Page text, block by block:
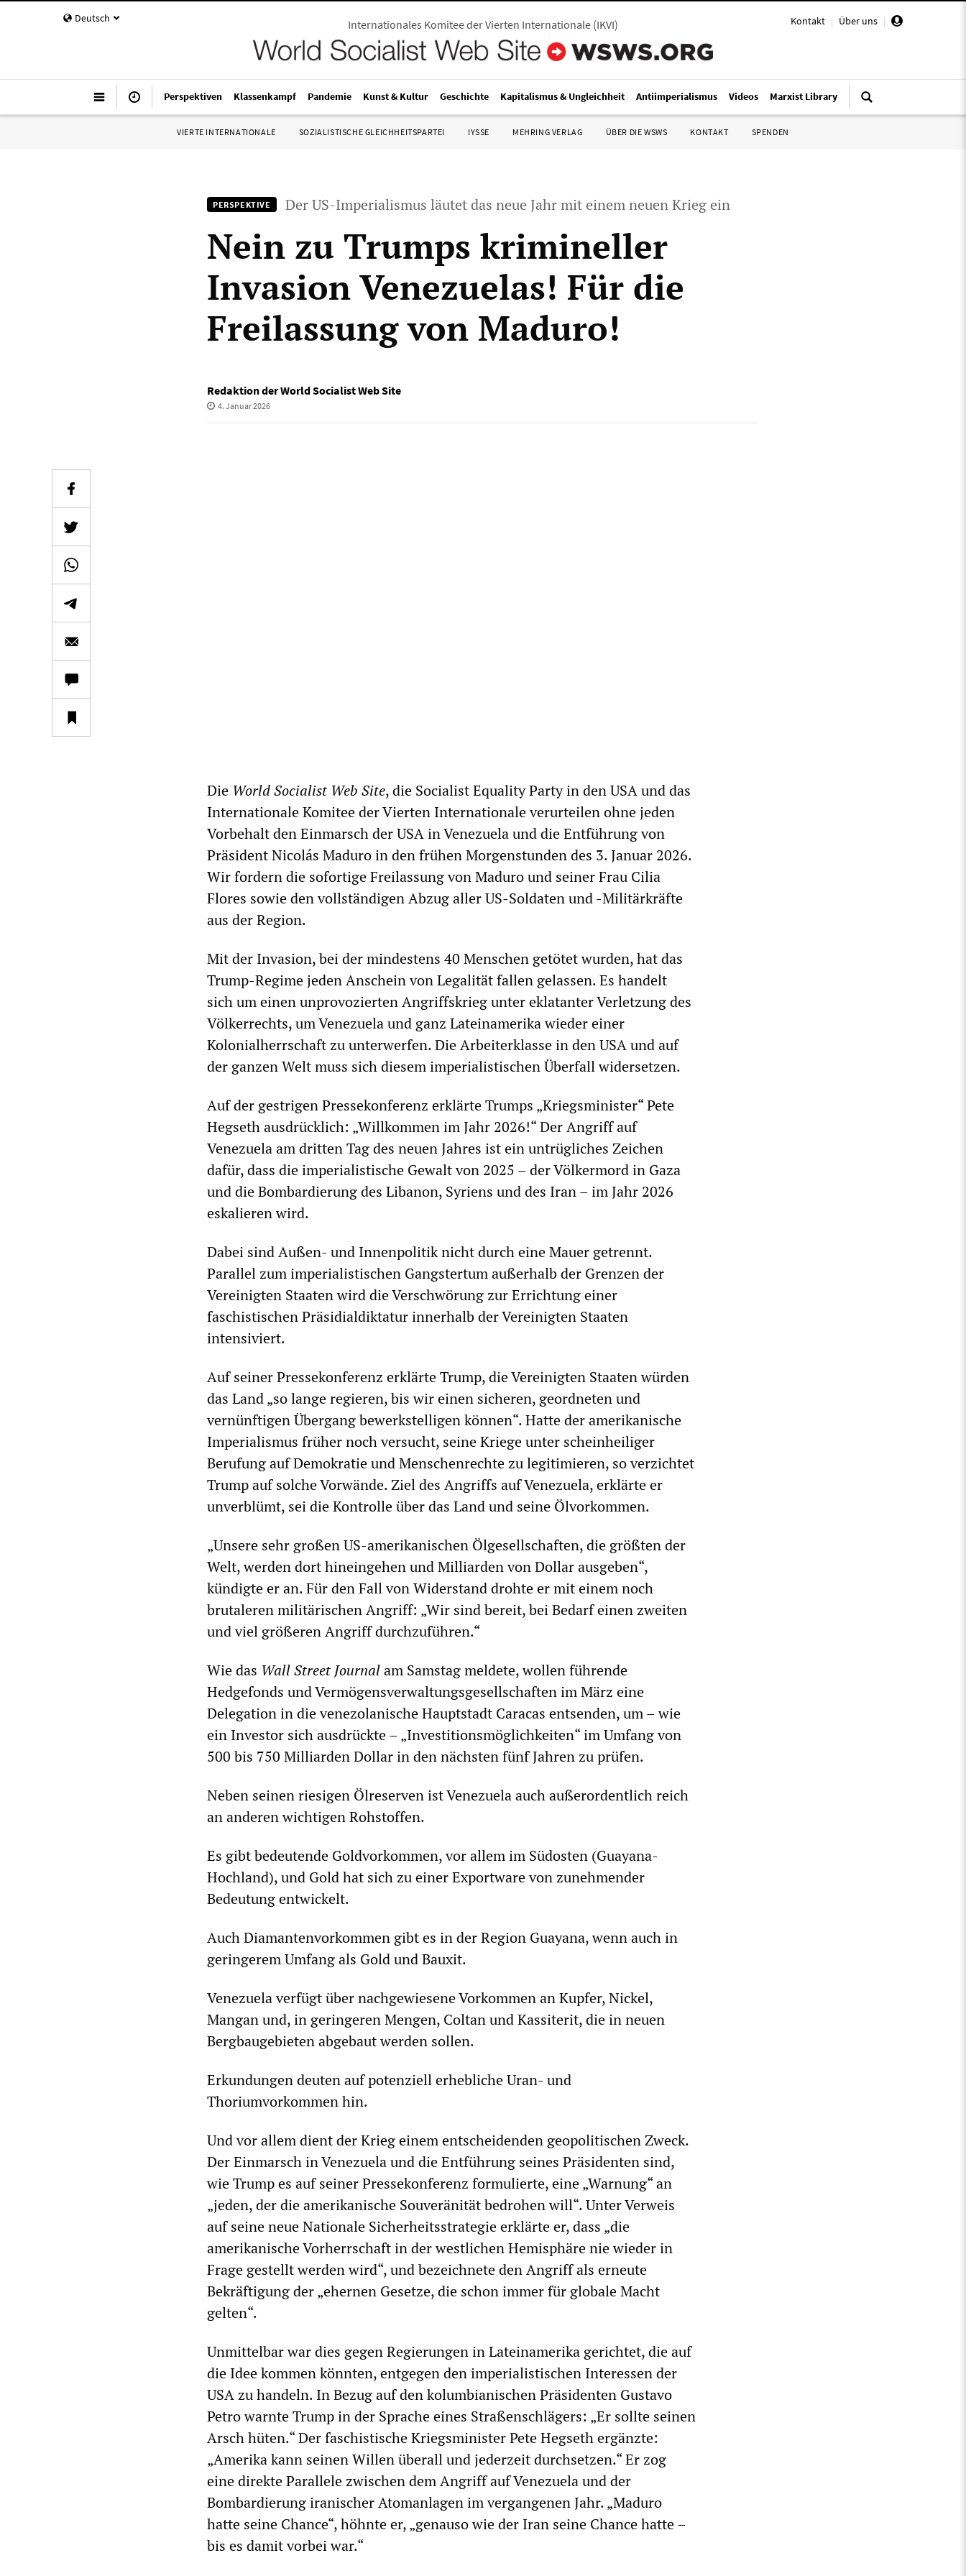
Deutsch Kontakt | Über uns |
Internationales Komitee der Vierten Internationale (IKVI)
Perspektiven Klassenkampf Pandemie Kunst & Kultur Geschichte Kapitalismus & Ungleichheit Antiimperialismus Videos Marxist Library
VIERTE INTERNATIONALE SOZIALISTISCHE GLEICHHEITSPARTEI IYSSE MEHRING VERLAG ÜBER DIE WSWS KONTAKT SPENDEN
PERSPEKTIVE Der US-Imperialismus läutet das neue Jahr mit einem neuen Krieg ein
Nein zu Trumps krimineller
Invasion Venezuelas! Für die
Freilassung von Maduro!
Redaktion der World Socialist Web Site
4. Januar 2026
Die World Socialist Web Site, die Socialist Equality Party in den USA und das
Internationale Komitee der Vierten Internationale verurteilen ohne jeden
Vorbehalt den Einmarsch der USA in Venezuela und die Entführung von
Präsident Nicolás Maduro in den frühen Morgenstunden des 3. Januar 2026.
Wir fordern die sofortige Freilassung von Maduro und seiner Frau Cilia
Flores sowie den vollständigen Abzug aller US-Soldaten und -Militärkräfte
aus der Region.
Mit der Invasion, bei der mindestens 40 Menschen getötet wurden, hat das
Trump-Regime jeden Anschein von Legalität fallen gelassen. Es handelt
sich um einen unprovozierten Angriffskrieg unter eklatanter Verletzung des
Völkerrechts, um Venezuela und ganz Lateinamerika wieder einer
Kolonialherrschaft zu unterwerfen. Die Arbeiterklasse in den USA und auf
der ganzen Welt muss sich diesem imperialistischen Überfall widersetzen.
Auf der gestrigen Pressekonferenz erklärte Trumps „Kriegsminister“ Pete
Hegseth ausdrücklich: „Willkommen im Jahr 2026!“ Der Angriff auf
Venezuela am dritten Tag des neuen Jahres ist ein untrügliches Zeichen
dafür, dass die imperialistische Gewalt von 2025 – der Völkermord in Gaza
und die Bombardierung des Libanon, Syriens und des Iran – im Jahr 2026
eskalieren wird.
Dabei sind Außen- und Innenpolitik nicht durch eine Mauer getrennt.
Parallel zum imperialistischen Gangstertum außerhalb der Grenzen der
Vereinigten Staaten wird die Verschwörung zur Errichtung einer
faschistischen Präsidialdiktatur innerhalb der Vereinigten Staaten
intensiviert.
Auf seiner Pressekonferenz erklärte Trump, die Vereinigten Staaten würden
das Land „so lange regieren, bis wir einen sicheren, geordneten und
vernünftigen Übergang bewerkstelligen können“. Hatte der amerikanische
Imperialismus früher noch versucht, seine Kriege unter scheinheiliger
Berufung auf Demokratie und Menschenrechte zu legitimieren, so verzichtet
Trump auf solche Vorwände. Ziel des Angriffs auf Venezuela, erklärte er
unverblümt, sei die Kontrolle über das Land und seine Ölvorkommen.
„Unsere sehr großen US-amerikanischen Ölgesellschaften, die größten der
Welt, werden dort hineingehen und Milliarden von Dollar ausgeben“,
kündigte er an. Für den Fall von Widerstand drohte er mit einem noch
brutaleren militärischen Angriff: „Wir sind bereit, bei Bedarf einen zweiten
und viel größeren Angriff durchzuführen.“
Wie das Wall Street Journalam Samstag meldete, wollen führende
Hedgefonds und Vermögensverwaltungsgesellschaften im März eine
Delegation in die venezolanische Hauptstadt Caracas entsenden, um – wie
ein Investor sich ausdrückte – „Investitionsmöglichkeiten“ im Umfang von
500 bis 750 Milliarden Dollar in den nächsten fünf Jahren zu prüfen.
Neben seinen riesigen Ölreserven ist Venezuela auch außerordentlich reich
an anderen wichtigen Rohstoffen.
Es gibt bedeutende Goldvorkommen, vor allem im Südosten (Guayana-
Hochland), und Gold hat sich zu einer Exportware von zunehmender
Bedeutung entwickelt.
Auch Diamantenvorkommen gibt es in der Region Guayana, wenn auch in
geringerem Umfang als Gold und Bauxit.
Venezuela verfügt über nachgewiesene Vorkommen an Kupfer, Nickel,
Mangan und, in geringeren Mengen, Coltan und Kassiterit, die in neuen
Bergbaugebieten abgebaut werden sollen.
Erkundungen deuten auf potenziell erhebliche Uran- und
Thoriumvorkommen hin.
Und vor allem dient der Krieg einem entscheidenden geopolitischen Zweck.
Der Einmarsch in Venezuela und die Entführung seines Präsidenten sind,
wie Trump es auf seiner Pressekonferenz formulierte, eine „Warnung“ an
„jeden, der die amerikanische Souveränität bedrohen will“. Unter Verweis
auf seine neue Nationale Sicherheitsstrategie erklärte er, dass „die
amerikanische Vorherrschaft in der westlichen Hemisphäre nie wieder in
Frage gestellt werden wird“, und bezeichnete den Angriff als erneute
Bekräftigung der „ehernen Gesetze, die schon immer für globale Macht
gelten“.
Unmittelbar war dies gegen Regierungen in Lateinamerika gerichtet, die auf
die Idee kommen könnten, entgegen den imperialistischen Interessen der
USA zu handeln. In Bezug auf den kolumbianischen Präsidenten Gustavo
Petro warnte Trump in der Sprache eines Straßenschlägers: „Er sollte seinen
Arsch hüten.“ Der faschistische Kriegsminister Pete Hegseth ergänzte:
„Amerika kann seinen Willen überall und jederzeit durchsetzen.“ Er zog
eine direkte Parallele zwischen dem Angriff auf Venezuela und der
Bombardierung iranischer Atomanlagen im vergangenen Jahr. „Maduro
hatte seine Chance“, höhnte er, „genauso wie der Iran seine Chance hatte –
bis es damit vorbei war.“